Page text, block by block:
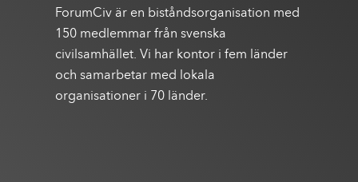
ForumCiv är en biståndsorganisation med
150 medlemmar från svenska
civilsamhället. Vi har kontor i fem länder
och samarbetar med lokala
organisationer i 70 länder.